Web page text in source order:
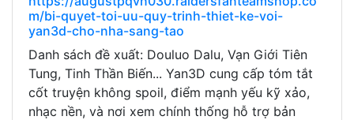
m/bi-quyet-toi-uu-quy-trinh-thiet-ke-voi-
yan3d-cho-nha-sang-tao
Danh sách đề xuất: Douluo Dalu, Vạn Giới Tiên
Tung, Tinh Thần Biến... Yan3D cung cấp tóm tắt
cốt truyện không spoil, điểm mạnh yếu kỹ xảo,
nhạc nền, và nơi xem chính thống hỗ trợ bản